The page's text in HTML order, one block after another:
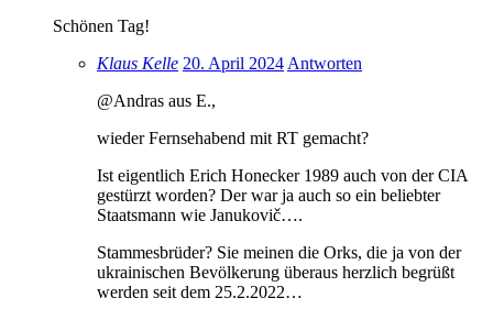
Schönen Tag!
Klaus Kelle 20. April 2024Antworten
@Andras aus E.,
wieder Fernsehabend mit RT gemacht?
Ist eigentlich Erich Honecker 1989 auch von der CIA
gestürzt worden? Der war ja auch so ein beliebter
Staatsmann wie Janukovič….
Stammesbrüder? Sie meinen die Orks, die ja von der
ukrainischen Bevölkerung überaus herzlich begrüßt
werden seit dem 25.2.2022…